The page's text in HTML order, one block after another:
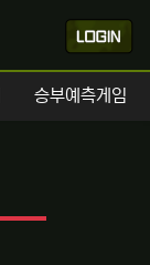
승부예측게임